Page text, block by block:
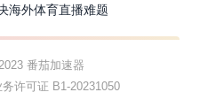
海外体育直播难题
番茄加速器
许可证 B1-20231050